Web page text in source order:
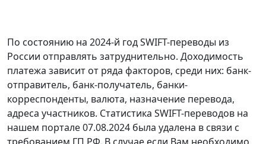
По состоянию на 2024-й год SWIFT-переводы из
России отправлять затруднительно. Доходимость
платежа зависит от ряда факторов, среди них: банк-
отправитель, банк-получатель, банки-
корреспонденты, валюта, назначение перевода,
адреса участников. Статистика SWIFT-переводов на
нашем портале 07.08.2024 была удалена в связи с